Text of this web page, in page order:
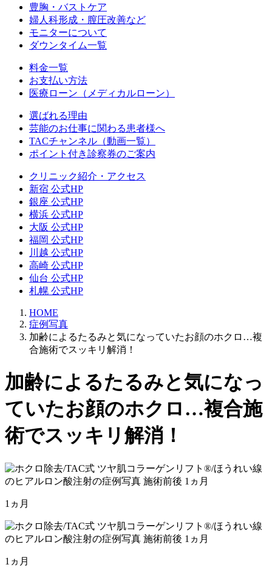
豊胸・バストケア
婦人科形成・膣圧改善など
モニターについて
ダウンタイム一覧
料金一覧
お支払い方法
医療ローン（メディカルローン）
選ばれる理由
芸能のお仕事に関わる患者様へ
TACチャンネル（動画一覧）
ポイント付き診察券のご案内
クリニック紹介・アクセス
新宿 公式HP
銀座 公式HP
横浜 公式HP
大阪 公式HP
福岡 公式HP
川越 公式HP
高崎 公式HP
仙台 公式HP
札幌 公式HP
HOME
症例写真
加齢によるたるみと気になっていたお顔のホクロ…複
合施術でスッキリ解消！
加齢によるたるみと気になっ
ていたお顔のホクロ…複合施
術でスッキリ解消！
1ヵ月
1ヵ月